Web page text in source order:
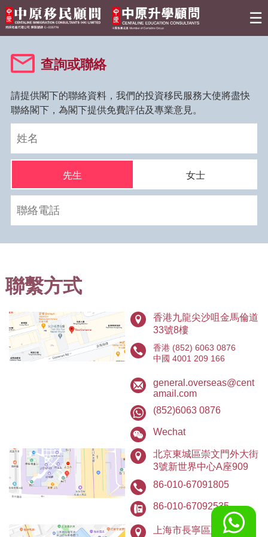
☰
關於我們
移民資訊
熱門活動
最新情報
實用資訊
香港(852) 8300 0530 / (852) 8300 0368
中國 4001 209 166
中原地產
中原工商舖 中原海外物業
免責聲明：本網站所提供資料僅供參考，一切以當地政府最新公佈為準。若因錯漏而引致任何
© 2026 中原移民顧問(香港)有限公司 Centaline Immigration Consultants (HK) Limited 版權
查詢或聯絡
請提供閣下的聯絡資料，我們的投資移民服務大使將盡快
聯絡閣下，為閣下提供免費評估及專業意見。
先生 女士
感興趣的地區：
英國 加拿大 韓國
馬來西
亞
保加利
亞
希臘 日本 泰國
中國香
立即約見中原移民顧問：
請選擇日期：
星期四 星期五 星期六 星期日 星期一 星期二
聯繫方式
香港九龍尖沙咀金馬倫道
33號8樓
香港 (852) 6063 0876
中國 4001 209 166
general.overseas@cent
amail.com
(852)6063 0876
Wechat
北京東城區崇文門外大街
3號新世界中心A座909
86-010-67091805
86-010-67092535
上海市長寧區廷安西路